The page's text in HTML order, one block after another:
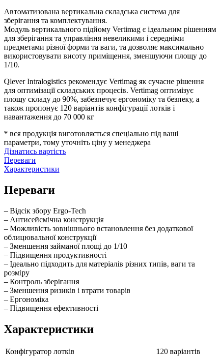
Автоматизована вертикальна складська система для
зберігання та комплектування.
Модуль вертикального підйому Vertimag є ідеальним рішенням
для зберігання та управління невеликими і середніми
предметами різної форми та ваги, та дозволяє максимально
використовувати висоту приміщення, зменшуючи площу до
1/10.
Qlever Intralogistics рекомендує Vertimag як сучасне рішення
для оптимізації складських процесів. Vertimag оптимізує
площу складу до 90%, забезпечує ергономіку та безпеку, а
також пропонує 120 варіантів конфігурації лотків і
навантаження до 70 000 кг
* вся продукція виготовляється спеціально під ваші
параметри, тому уточніть ціну у менеджера
Дізнатись вартість
Переваги
Характеристики
Переваги
– Відсік збору Ergo-Tech
– Антисейсмічна конструкція
– Можливість зовнішнього встановлення без додаткової
облицювальної конструкції
– Зменшення займаної площі до 1/10
– Підвищення продуктивності
– Ідеально підходить для матеріалів різних типів, ваги та
розміру
– Контроль зберігання
– Зменшення ризиків і втрати товарів
– Ергономіка
– Підвищення ефективності
Характеристики
Конфігуратор лотків
120 варіантів